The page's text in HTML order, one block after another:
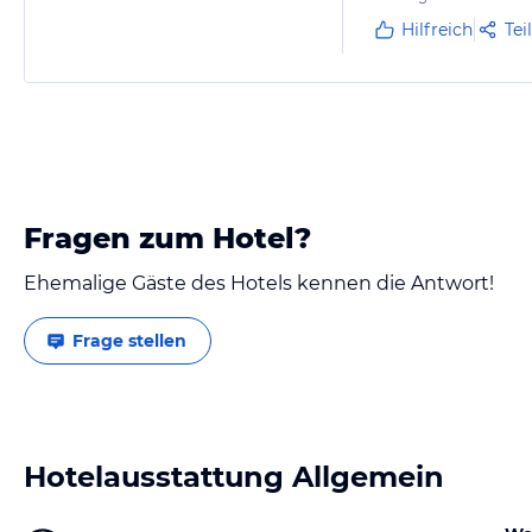
Hilfreich
Fragen zum Hotel?
Ehemalige Gäste des Hotels kennen die Antwort!
Frage stellen
Hotelausstattung Allgemein